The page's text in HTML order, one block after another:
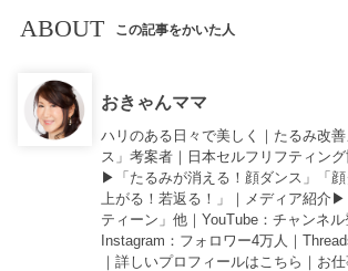
ABOUT この記事をかいた人
おきゃんママ
ハリのある日々で美しく｜たるみ改
ス」考案者｜日本セルフリフティン
▶︎「たるみが消える！顔ダンス 」「
上がる！若返る！ 」｜メディア紹介
ティーン」他｜YouTube ：チャンネ
Instagram ：フォロワー4万人｜
｜詳しいプロフィールは こちら ｜お